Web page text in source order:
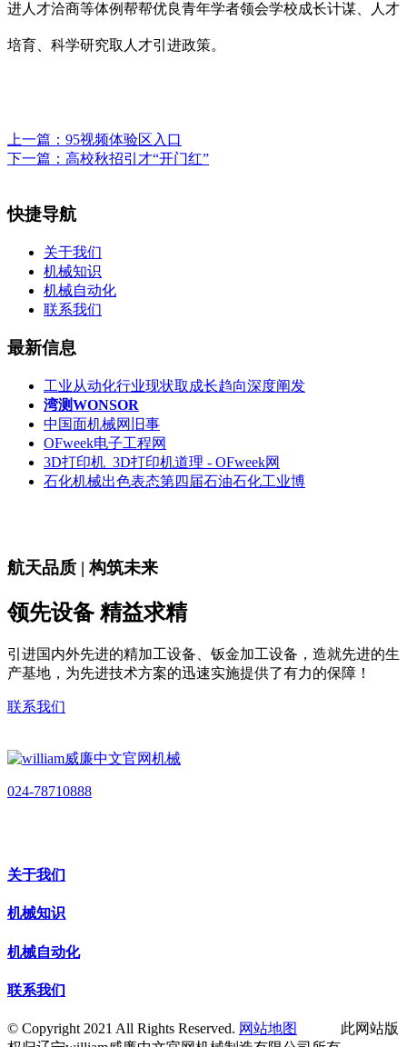
进人才洽商等体例帮帮优良青年学者领会学校成长计谋、人才
培育、科学研究取人才引进政策。
上一篇： 95视频体验区入口
下一篇： 高校秋招引才“开门红”
快捷导航
关于我们
机械知识
机械自动化
联系我们
最新信息
工业从动化行业现状取成长趋向深度阐发
湾测WONSOR
中国面机械网旧事
OFweek电子工程网
3D打印机_3D打印机道理 - OFweek网
石化机械出色表态第四届石油石化工业博
航天品质 | 构筑未来
领先设备 精益求精
引进国内外先进的精加工设备、钣金加工设备，造就先进的生
产基地，为先进技术方案的迅速实施提供了有力的保障！
联系我们
024-78710888
关于我们
机械知识
机械自动化
联系我们
© Copyright 2021 All Rights Reserved. 网站地图
此网站版